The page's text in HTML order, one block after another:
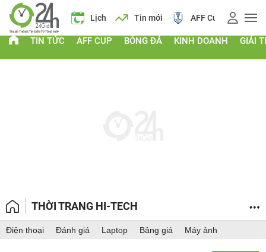
Lịch Tin mới AFF Cup Giá vàng
TIN TỨC AFF CUP BÓNG ĐÁ KINH DOANH GIẢI
THỜI TRANG HI-TECH
Điện thoại Đánh giá Laptop Bảng giá Máy ảnh